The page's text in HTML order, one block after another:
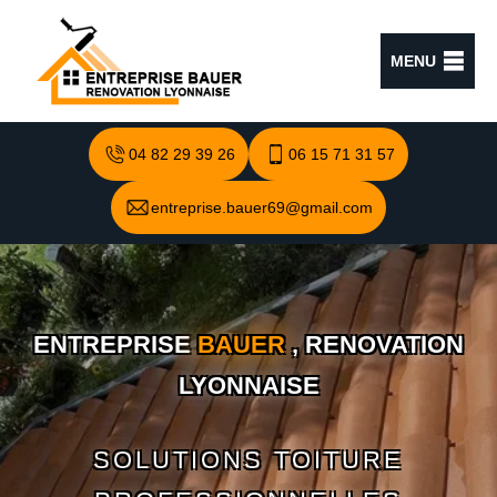
MENU
04 82 29 39 26 06 15 71 31 57
entreprise.bauer69@gmail.com
ENTREPRISEBAUER, RENOVATION
LYONNAISE
SOLUTIONS TOITURE